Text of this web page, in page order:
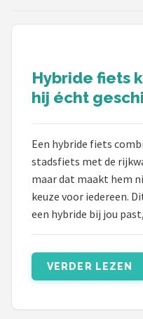
Mountainbikes
Basil
Volare
ABUS
AXA
Hybride fiets
hij écht
Een hybride fiets
stadsfiets met de
maar dat maakt hem
keuze voor iedereen.
een hybride bij jou
VERDER LEZEN